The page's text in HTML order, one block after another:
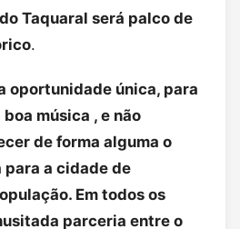
Taquaral será palco de
.
oportunidade única, para
música , e não
de forma alguma o
a cidade de
Em todos os
parceria entre o